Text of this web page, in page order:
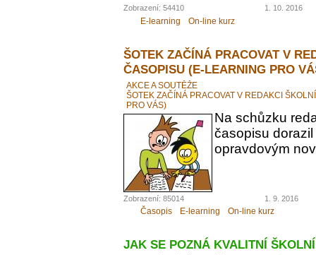
Zobrazení: 54410 1. 10. 2016
E-learning On-line kurz
ŠOTEK ZAČÍNÁ PRACOVAT V
ČASOPISU (E-LEARNING PRO
AKCE A SOUTĚŽE
ŠOTEK ZAČÍNÁ PRACOVAT V REDAKCI
PRO VÁS)
Na schůzku
časopisu
opravdovým
Zobrazení: 85014 1. 9. 2016
Časopis E-learning On-line kurz
JAK SE POZNÁ KVALITNÍ